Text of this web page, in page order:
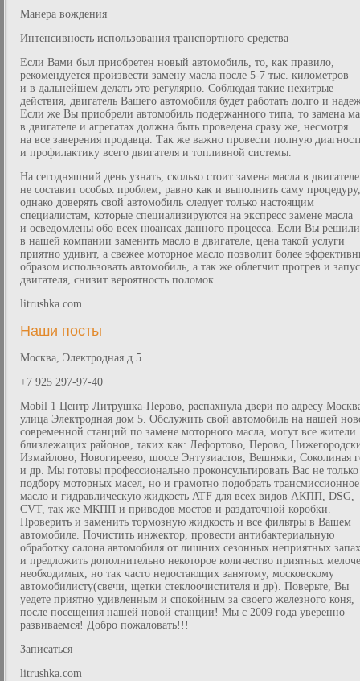
Манера вождения
Интенсивность использования транспортного средства
Если Вами был приобретен новый автомобиль, то, как правило,
рекомендуется произвести замену масла после 5-7 тыс. километров
и в дальнейшем делать это регулярно. Соблюдая такие нехитрые
действия, двигатель Вашего автомобиля будет работать долго и
Если же Вы приобрели автомобиль подержанного типа, то замена
в двигателе и агрегатах должна быть проведена сразу же, несмотря
на все заверения продавца. Так же важно провести полную
и профилактику всего двигателя и топливной системы.
На сегодняшний день узнать, сколько стоит замена масла в двигателе
не составит особых проблем, равно как и выполнить саму процедуру,
однако доверять свой автомобиль следует только настоящим
специалистам, которые специализируются на экспресс замене масла
и осведомлены обо всех нюансах данного процесса. Если Вы решили
в нашей компании заменить масло в двигателе, цена такой услуги
приятно удивит, а свежее моторное масло позволит более
образом использовать автомобиль, а так же облегчит прогрев и
двигателя, снизит вероятность поломок.
litrushka.com
Наши посты
Москва, Электродная д.5
+7 925 297-97-40
Mobil 1 Центр Литрушка-Перово, распахнула двери по адресу
улица Электродная дом 5. Обслужить свой автомобиль на нашей
современной станций по замене моторного масла, могут все жители
близлежащих районов, таких как: Лефортово, Перово,
Измайлово, Новогиреево, шоссе Энтузиастов, Вешняки, Соколиная
и др. Мы готовы профессионально проконсультировать Вас не
подбору моторных масел, но и грамотно подобрать трансмиссионное
масло и гидравлическую жидкость ATF для всех видов АКПП, DSG,
CVT, так же МКПП и приводов мостов и раздаточной коробки.
Проверить и заменить тормозную жидкость и все фильтры в Вашем
автомобиле. Почистить инжектор, провести антибактериальную
обработку салона автомобиля от лишних сезонных неприятных
и предложить дополнительно некоторое количество приятных
необходимых, но так часто недостающих занятому, московскому
автомобилисту(свечи, щетки стеклоочистителя и др). Поверьте, Вы
уедете приятно удивленным и спокойным за своего железного коня,
после посещения нашей новой станции! Мы с 2009 года уверенно
развиваемся! Добро пожаловать!!!
Записаться
litrushka.com